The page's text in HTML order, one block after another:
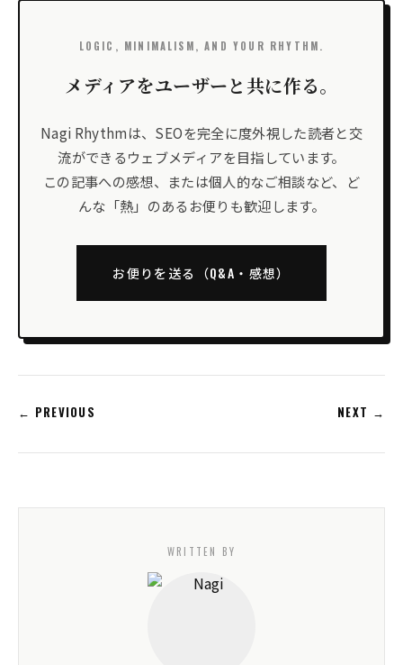
LOGIC, MINIMALISM, AND YOUR RHYTHM.
メディアをユーザーと共に作る。
Nagi Rhythmは、SEOを完全に度外視した読者と交
流ができるウェブメディアを目指しています。
この記事への感想、または個人的なご相談など、ど
んな「熱」のあるお便りも歓迎します。
お便りを送る（Q&A・感想）
← PREVIOUS NEXT →
WRITTEN BY